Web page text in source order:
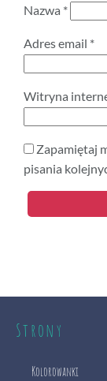
Nazwa *
Adres email *
Witryna
Zapamiętaj
pisania
Strony
Kolorowanki